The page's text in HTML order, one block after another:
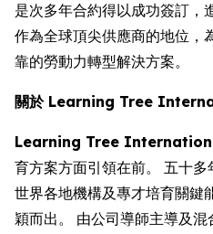
是次多年合約得以成功簽訂
作為全球頂尖供應商的地位，
靠的勞動力轉型解決方案。
關於 Learning Tree
Learning Tree
育方案方面引領在前。 五十
世界各地機構及專才培育關鍵
穎而出。 由公司導師主導及